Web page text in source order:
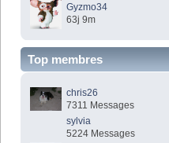
Gyzmo34
63j 9m
Top membres
chris26
7311 Messages
sylvia
5224 Messages